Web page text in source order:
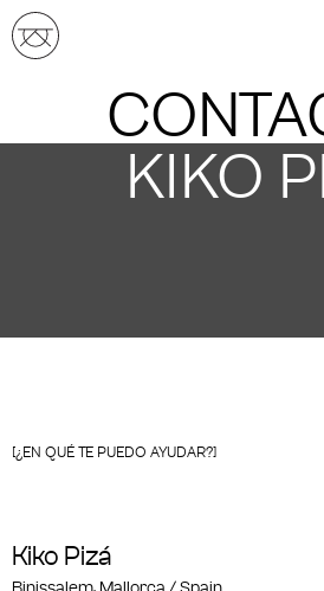
KIKO
[¿EN QUÉ TE PUEDO AYUDAR?]
Kiko Pizá